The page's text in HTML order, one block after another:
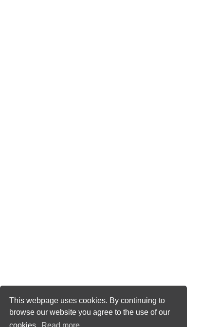
This webpage uses cookies. By continuing to
browse our website you agree to the use of our